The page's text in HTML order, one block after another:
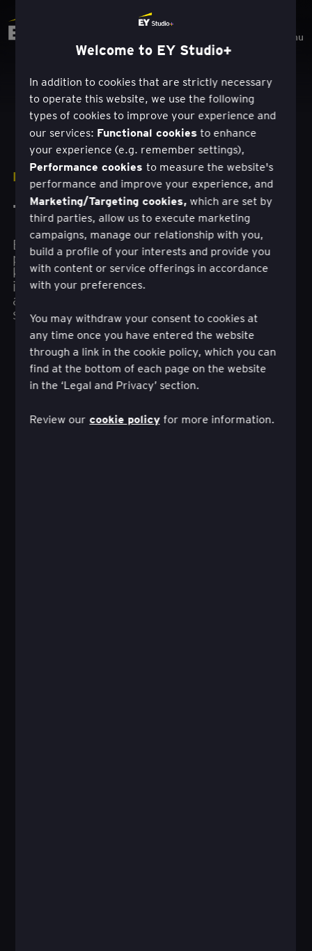
Menu
RATKAISUT
Tuote- ja palveluinnovaatio
EY Studio+ -lähestymistapa tuote- ja
palveluinnovaatioihin auttaa sinua
kiihdyttämään tuote- tai palveluportfoliosi
innovointia ja luomaan uusia
asiakasarvoehdotuksia, jotka auttavat sinua
siirtymään kohti kestävää tulevaisuutta.
Welcome to EY Studio+
In addition to cookies that are strictly necessary
to operate this website, we use the following
types of cookies to improve your experience and
our services: Functional cookiesto enhance
your experience (e.g. remember settings),
Performance cookiesto measure the website's
performance and improve your experience, and
Marketing/Targeting cookies, which are set by
third parties, allow us to execute marketing
campaigns, manage our relationship with you,
build a profile of your interests and provide you
with content or service offerings in accordance
with your preferences.
You may withdraw your consent to cookies at
any time once you have entered the website
through a link in the cookie policy, which you can
find at the bottom of each page on the website
in the ‘Legal and Privacy’ section.
Review our cookie policy for more information.